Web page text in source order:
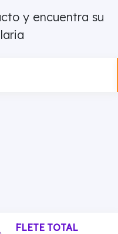
y encuentra su
FLETE TOTAL